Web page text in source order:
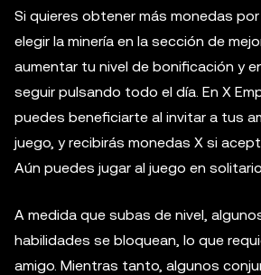
Si quieres obtener más monedas
elegir la minería en la sección de
aumentar tu nivel de bonificación y
seguir pulsando todo el día. En X
puedes beneficiarte al invitar a tus
juego, y recibirás monedas X si
Aún puedes jugar al juego en solitario.
A medida que subas de nivel,
habilidades se bloquean, lo que
amigo. Mientras tanto, algunos